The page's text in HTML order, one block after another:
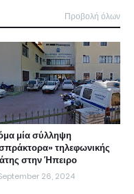
Προβολή όλων
μία σύλληψη
τηλεφωνικής
στην Ήπειρο
26, 2024